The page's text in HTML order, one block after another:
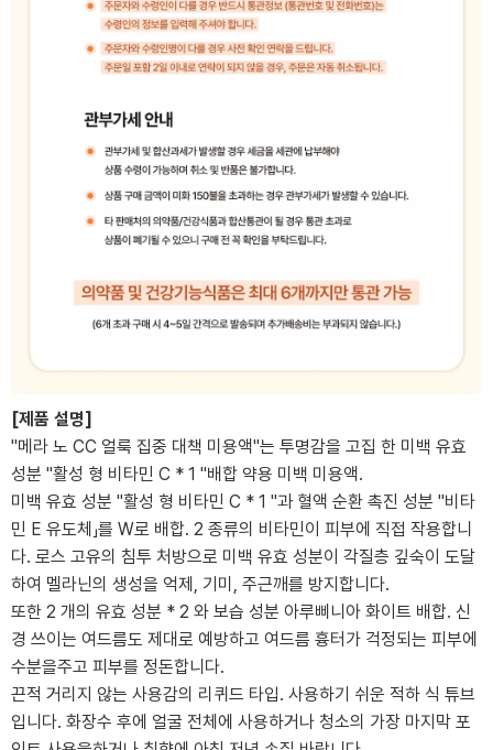
[제품 설명]
"메라 노 CC 얼룩 집중 대책 미용액"는 투명감을 고집 한 미백 유효
성분 "활성 형 비타민 C * 1 "배합 약용 미백 미용액.
미백 유효 성분 "활성 형 비타민 C * 1 "과 혈액 순환 촉진 성분 "비타
민 E 유도체」를 W로 배합. 2 종류의 비타민이 피부에 직접 작용합니
다. 로스 고유의 침투 처방으로 미백 유효 성분이 각질층 깊숙이 도달
하여 멜라닌의 생성을 억제, 기미, 주근깨를 방지합니다.
또한 2 개의 유효 성분 * 2 와 보습 성분 아루삐니아 화이트 배합. 신
경 쓰이는 여드름도 제대로 예방하고 여드름 흉터가 걱정되는 피부에
수분을주고 피부를 정돈합니다.
끈적 거리지 않는 사용감의 리퀴드 타입. 사용하기 쉬운 적하 식 튜브
입니다. 화장수 후에 얼굴 전체에 사용하거나 청소의 가장 마지막 포